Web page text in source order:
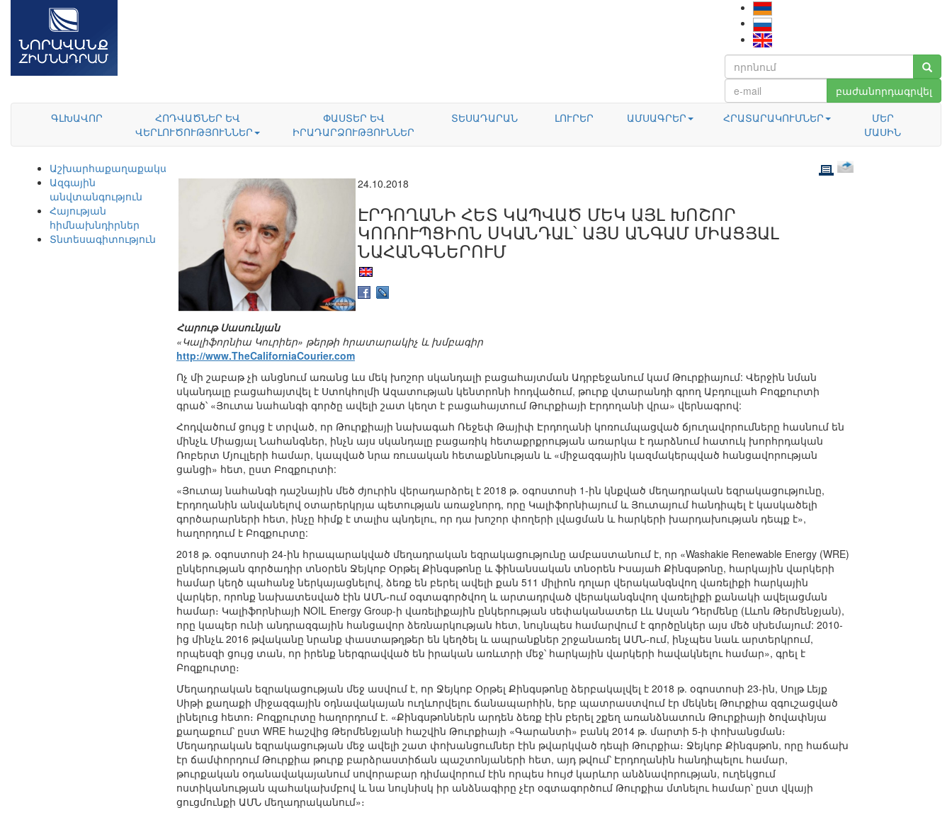
բաժանորդագրվել
ԳԼԽԱՎՈՐ
ՀՈԴՎԱԾՆԵՐ ԵՎ
ՎԵՐԼՈՒԾՈՒԹՅՈՒՆՆԵՐ
ՓԱՍՏԵՐ ԵՎ
ԻՐԱԴԱՐՁՈՒԹՅՈՒՆՆԵՐ
ՏԵՍԱԴԱՐԱՆ ԼՈՒՐԵՐ ԱՄՍԱԳՐԵՐ ՀՐԱՏԱՐԱԿՈՒՄՆԵՐ
ՄԵՐ
ՄԱՍԻՆ
Աշխարհաքաղաքականություն
Ազգային
անվտանգություն
Հայության
հիմնախնդիրներ
Տնտեսագիտություն
24.10.2018
ԷՐԴՈՂԱՆԻ ՀԵՏ ԿԱՊՎԱԾ ՄԵԿ ԱՅԼ ԽՈՇՈՐ
ԿՈՌՈՒՊՑԻՈՆ ՍԿԱՆԴԱԼ՝ ԱՅՍ ԱՆԳԱՄ ՄԻԱՑՅԱԼ
ՆԱՀԱՆԳՆԵՐՈՒՄ
Հարութ Սասունյան
«Կալիֆորնիա Կուրիեր» թերթի հրատարակիչ և խմբագիր
http://www.TheCaliforniaCourier.com
Ոչ մի շաբաթ չի անցնում առանց ևս մեկ խոշոր սկանդալի բացահայտման Ադրբեջանում կամ Թուրքիայում: Վերջին նման
սկանդալը բացահայտվել է Ստոկհոլմի Ազատության կենտրոնի հոդվածում, թուրք վտարանդի գրող Աբդուլլահ Բոզքուրտի
գրած՝ «Յուտա նահանգի գործը ավելի շատ կեղտ է բացահայտում Թուրքիայի Էրդողանի վրա» վերնագրով:
Հոդվածում ցույց է տրված, որ Թուրքիայի նախագահ Ռեջեփ Թայիփ Էրդողանի կոռումպացված ճյուղավորումները հասնում են
մինչև Միացյալ Նահանգներ, ինչն այս սկանդալը բացառիկ հետաքրքրության առարկա է դարձնում հատուկ խորհրդական
Ռոբերտ Մյուլլերի համար, կապված նրա ռուսական հետաքննության և «միջազգային կազմակերպված հանցավորության
ցանցի» հետ, ըստ Բոզքուրտի:
«Յուտայ նահանգի դաշնային մեծ ժյուրին վերադարձրել է 2018 թ. օգոստոսի 1-ին կնքված մեղադրական եզրակացությունը,
Էրդողանին անվանելով օտարերկրյա պետության առաջնորդ, որը Կալիֆորնիայում և Յուտայում հանդիպել է կասկածելի
գործարարների հետ, ինչը հիմք է տալիս պնդելու, որ դա խոշոր փողերի լվացման և հարկերի խարդախության դեպք է»,
հաղորդում է Բոզքուրտը:
2018 թ. օգոստոսի 24-ին հրապարակված մեղադրական եզրակացությունը ամբաստանում է, որ «Washakie Renewable Energy (WRE)
ընկերության գործադիր տնօրեն Ջեյկոբ Օրթել Քինգսթոնը և ֆինանսական տնօրեն Իսայահ Քինգսթոնը, հարկային վարկերի
համար կեղծ պահանջ ներկայացնելով, ձեռք են բերել ավելի քան 511 միլիոն դոլար վերականգնվող վառելիքի հարկային
վարկեր, որոնք նախատեսված էին ԱՄՆ-ում օգտագործվող և արտադրված վերականգնվող վառելիքի քանակի ավելացման
համար։ Կալիֆորնիայի NOIL Energy Group-ի վառելիքային ընկերության սեփականատեր Լև Ասլան Դերմենը (Լևոն Թերմենջյան),
որը կապեր ունի անդրազգային հանցավոր ձեռնարկության հետ, նույնպես համարվում է գործընկեր այս մեծ սխեմայում: 2010-
ից մինչև 2016 թվականը նրանք փաստաթղթեր են կեղծել և ապրանքներ շրջանառել ԱՄՆ-ում, ինչպես նաև արտերկրում,
որպեսզի ցույց տան, որ իրենք ներգրավված են իրական առևտրի մեջ՝ հարկային վարկերի հավակնելու համար», գրել է
Բոզքուրտը։
Մեղադրական եզրակացության մեջ ասվում է, որ Ջեյկոբ Օրթել Քինգսթոնը ձերբակալվել է 2018 թ. օգոստոսի 23-ին, Սոլթ Լեյք
Սիթի քաղաքի միջազգային օդնավակայան ուղևորվելու ճանապարհին, երբ պատրաստվում էր մեկնել Թուրքիա զգուշացված
լինելուց հետո։ Բոզքուրտը հաղորդում է. «Քինգսթոններն արդեն ձեռք էին բերել շքեղ առանձնատուն Թուրքիայի ծովափնյա
քաղաքում՝ ըստ WRE հաշվից Թերմենջյանի հաշվին Թուրքիայի «Գարանտի» բանկ 2014 թ. մարտի 5-ի փոխանցման։
Մեղադրական եզրակացության մեջ ավելի շատ փոխանցումներ էին թվարկված դեպի Թուրքիա։ Ջեյկոբ Քինգսթոն, որը հաճախ
էր ճամփորդում Թուրքիա թուրք բարձրաստիճան պաշտոնյաների հետ, այդ թվում՝ Էրդողանին հանդիպելու համար,
թուրքական օդանավակայանում սովորաբար դիմավորում էին որպես հույժ կարևոր անձնավորության, ուղեկցում
ոստիկանության պահակախմբով և նա նույնիսկ իր անձնագիրը չէր օգտագործում Թուրքիա մտնելու համար՝ ըստ վկայի
ցուցմունքի ԱՄՆ մեղադրականում»։